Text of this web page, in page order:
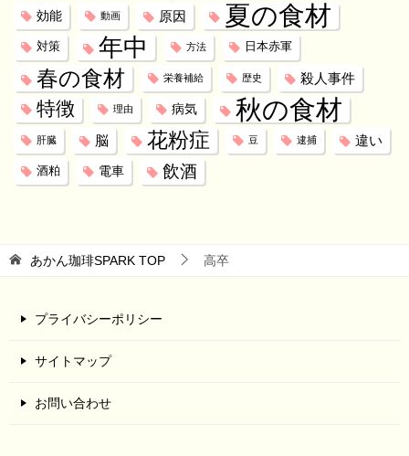
効能 動画 原因 夏の食材
対策 年中 方法 日本赤軍
春の食材 栄養補給 歴史 殺人事件
特徴 理由 病気 秋の食材
肝臓 脳 花粉症 豆 逮捕 違い
酒粕 電車 飲酒
あかん珈琲SPARK TOP 高卒
プライバシーポリシー
サイトマップ
お問い合わせ